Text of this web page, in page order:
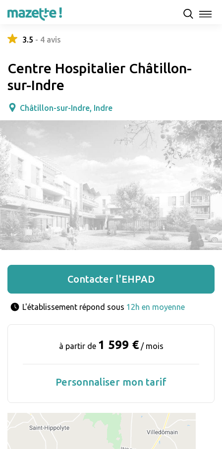
3.5 - 4 avis
Centre Hospitalier Châtillon-
sur-Indre
Châtillon-sur-Indre, Indre
Contacter l'EHPAD
L'établissement répond sous 12h en moyenne
à partir de 1 599 €/ mois
Personnaliser mon tarif